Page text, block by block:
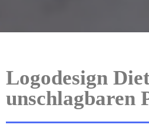
Logodesign
unschlagbaren